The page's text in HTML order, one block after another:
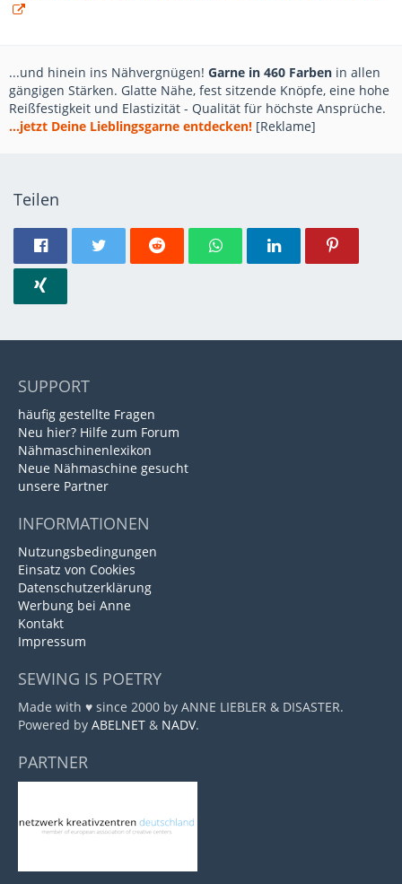
...und hinein ins Nähvergnügen! Garne in 460 Farben in allen
gängigen Stärken. Glatte Nähe, fest sitzende Knöpfe, eine hohe
Reißfestigkeit und Elastizität - Qualität für höchste Ansprüche.
...jetzt Deine Lieblingsgarne entdecken! [Reklame]
Teilen
SUPPORT
häufig gestellte Fragen
Neu hier? Hilfe zum Forum
Nähmaschinenlexikon
Neue Nähmaschine gesucht
unsere Partner
INFORMATIONEN
Nutzungsbedingungen
Einsatz von Cookies
Datenschutzerklärung
Werbung bei Anne
Kontakt
Impressum
SEWING IS POETRY
Made with ♥ since 2000 by ANNE LIEBLER & DISASTER.
Powered by ABELNET & NADV.
PARTNER